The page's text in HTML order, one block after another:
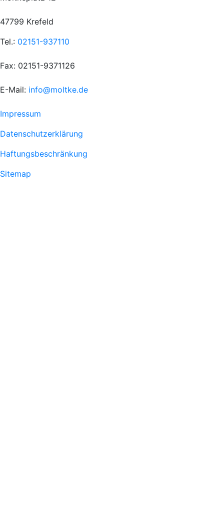
47799 Krefeld
Tel.: 02151-937110
Fax: 02151-9371126
E-Mail: info@moltke.de
Menu
Fußzeile
1
Impressum
Datenschutzerklärung
Haftungsbeschränkung
Sitemap